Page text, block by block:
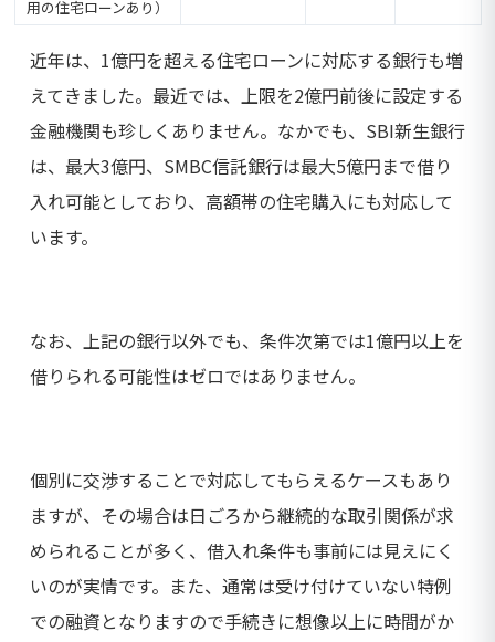
用の住宅ローンあり）
近年は、1億円を超える住宅ローンに対応する銀行も増
えてきました。最近では、上限を2億円前後に設定する
金融機関も珍しくありません。なかでも、SBI新生銀行
は、最大3億円、SMBC信託銀行は最大5億円まで借り
入れ可能としており、高額帯の住宅購入にも対応して
います。
なお、上記の銀行以外でも、条件次第では1億円以上を
借りられる可能性はゼロではありません。
個別に交渉することで対応してもらえるケースもあり
ますが、その場合は日ごろから継続的な取引関係が求
められることが多く、借入れ条件も事前には見えにく
いのが実情です。また、通常は受け付けていない特例
での融資となりますので手続きに想像以上に時間がか